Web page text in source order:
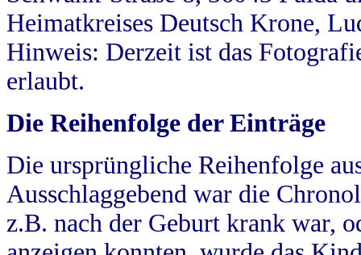
Heimatkreises Deutsch Krone,
Hinweis: Derzeit ist das
erlaubt.
Die Reihenfolge der Einträge
Die ursprüngliche Reihenfolge
Ausschlaggebend war die
z.B. nach der Geburt krank war,